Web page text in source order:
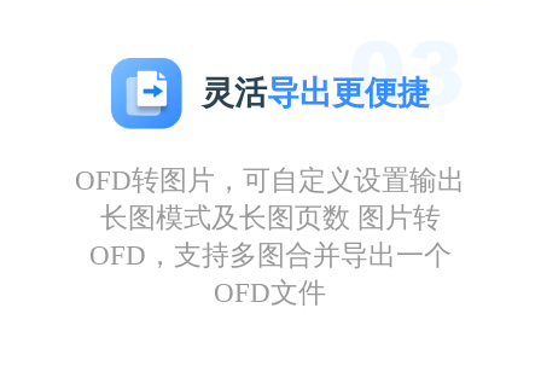
灵活导出更便捷
OFD转图片，可自定义设置输出
长图模式及长图页数 图片转
OFD，支持多图合并导出一个
OFD文件
经常用这款软件输出长图，提取重要信息发给